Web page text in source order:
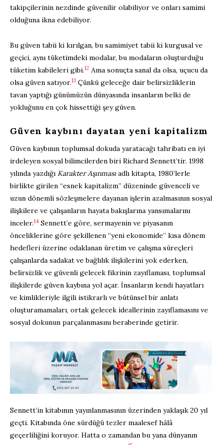
takipçilerinin nezdinde güvenilir olabiliyor ve onları samimi
olduğuna ikna edebiliyor.
Bu güven tabii ki kırılgan, bu samimiyet tabii ki kurgusal ve
geçici, aynı tüketimdeki modalar, bu modaların oluşturduğu
tüketim kabileleri gibi.12 Ama sonuçta sanal da olsa, uçucu da
olsa güven satıyor.13 Çünkü geleceğe dair belirsizliklerin
tavan yaptığı günümüzün dünyasında insanların belki de
yokluğunu en çok hissettiği şey güven.
Güven kaybını dayatan yeni kapitalizm
Güven kaybının toplumsal dokuda yaratacağı tahribatı en iyi
irdeleyen sosyal bilimcilerden biri Richard Sennett’tir. 1998
yılında yazdığı Karakter Aşınmasıadlı kitapta, 1980’lerle
birlikte girilen “esnek kapitalizm” düzeninde güvenceli ve
uzun dönemli sözleşmelere dayanan işlerin azalmasının sosyal
ilişkilere ve çalışanların hayata bakışlarına yansımalarını
inceler.14 Sennett’e göre, sermayenin ve piyasanın
önceliklerine göre şekillenen “yeni ekonomide” kısa dönem
hedefleri üzerine odaklanan üretim ve çalışma süreçleri
çalışanlarda sadakat ve bağlılık ilişkilerini yok ederken,
belirsizlik ve güvenli gelecek fikrinin zayıflaması, toplumsal
ilişkilerde güven kaybına yol açar. İnsanların kendi hayatları
ve kimlikleriyle ilgili istikrarlı ve bütünsel bir anlatı
oluşturamamaları, ortak gelecek ideallerinin zayıflamasını ve
sosyal dokunun parçalanmasını beraberinde getirir.
Sennett’in kitabının yayınlanmasının üzerinden yaklaşık 20 yıl
geçti. Kitabında öne sürdüğü tezler maalesef hâlâ
geçerliliğini koruyor. Hatta o zamandan bu yana dünyanın